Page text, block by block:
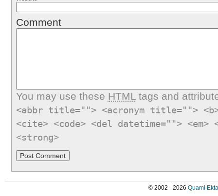
Comment
You may use these HTMLtags and
<abbr title=""> <acronym title="">
<cite> <code> <del datetime="">
<strong>
© 2002 - 2026 Quami